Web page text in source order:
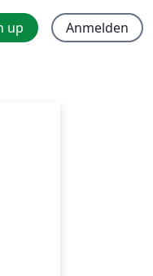
up Anmelden